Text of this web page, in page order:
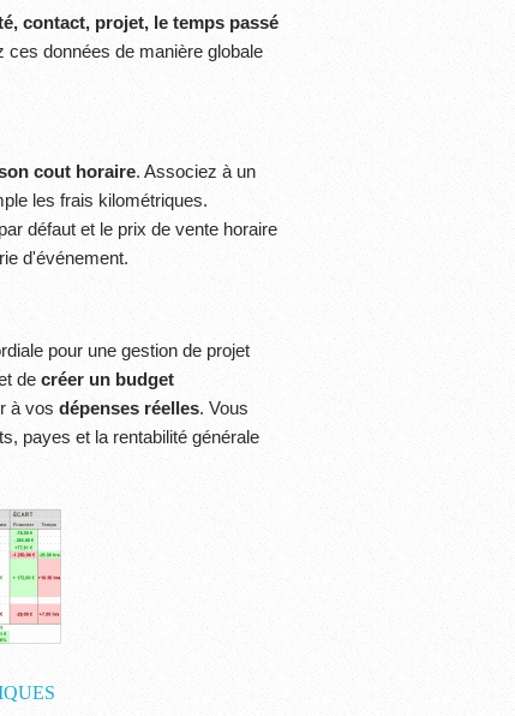
contact, projet, le temps passé
données de manière globale
cout horaire. Associez à un
les frais kilométriques.
défaut et le prix de vente horaire
d'événement.
pour une gestion de projet
decréer un budget
à vosdépenses réelles. Vous
payes et la rentabilité générale